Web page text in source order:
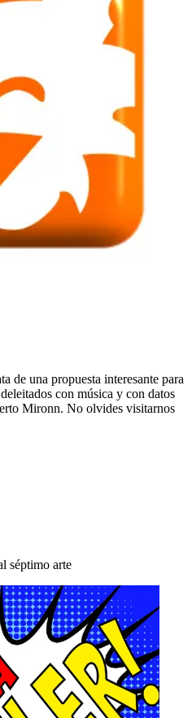
de una propuesta interesante para
con música y con datos
Mironn. No olvides visitarnos
séptimo arte